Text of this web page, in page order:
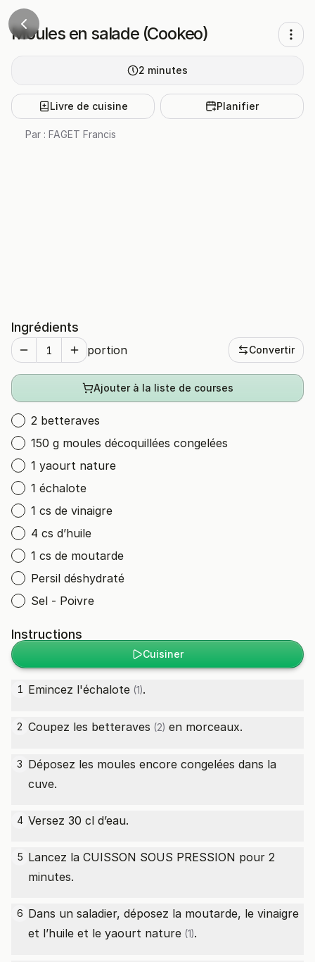
Moules en salade (Cookeo)
2 minutes
Livre de cuisine Planifier
Par : FAGET Francis
Ingrédients
portion Convertir
Ajouter à la liste de courses
2 betteraves
150 g moules décoquillées congelées
1 yaourt nature
1 échalote
1 cs de vinaigre
4 cs d’huile
1 cs de moutarde
Persil déshydraté
Sel - Poivre
Instructions
Cuisiner
1 Emincez l'échalote (1).
2 Coupez les betteraves (2) en morceaux.
3 Déposez les moules encore congelées dans la
cuve.
4 Versez 30 cl d’eau.
5 Lancez la CUISSON SOUS PRESSION pour 2
minutes.
6 Dans un saladier, déposez la moutarde, le vinaigre
et l’huile et le yaourt nature (1).